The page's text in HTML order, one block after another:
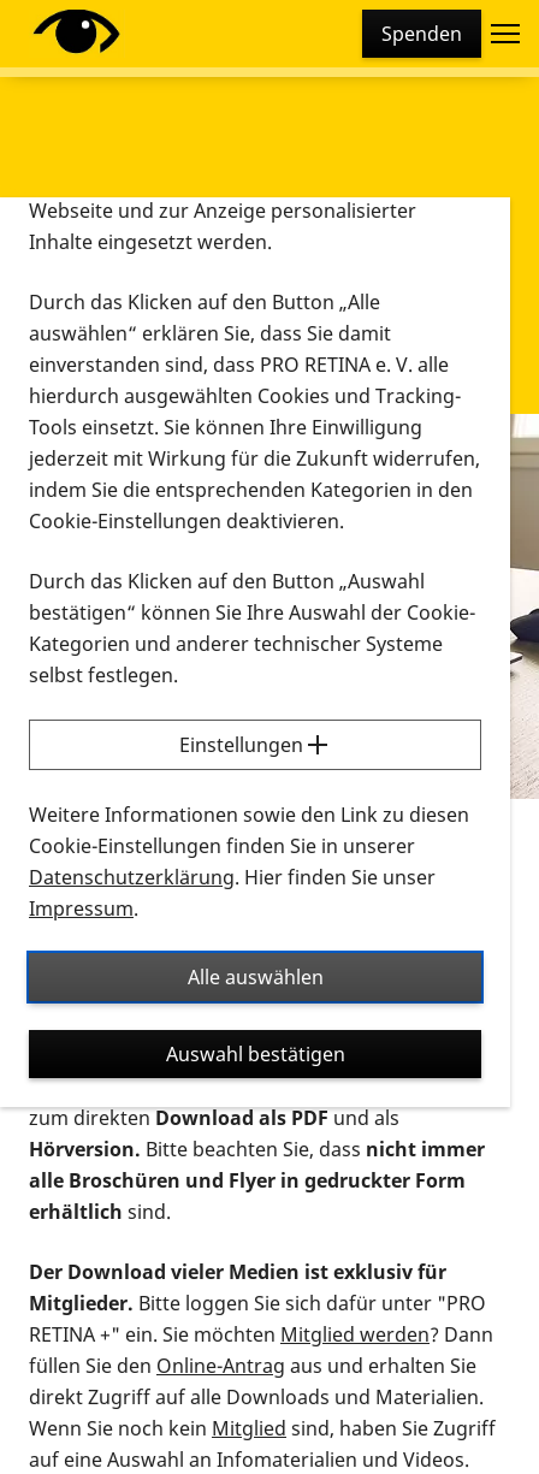
Spenden
Infomaterial
Infomaterial
Vorlesen
Alle Infomaterialien in verschiedenen
Formaten an einem Ort
Sie möchten wissen, wie Sie nach Infonmaterial
suchen und dieses bestellen bzw. herunterladen
können? Schauen Sie sich dieErklärvideos zum
Thema Infomaterial auf der PRO RETINA-Website
für blinde und sehbehinderte Menschen an.
Auf dieser Seite finden Sie sämtliches Infomaterial
Ort. Nutzen Sie den Formatfilter, um ausschließlich
nach Flyern und Broschüren, Audios oder Videos zu
suchen. Die meisten Flyer und Broschüren werden in
verschiedenen Formaten angeboten: zur
postalischen Bestellung als gedruckte Variante
zum direktenDownload als PDFund als
Hörversion. Bitte beachten Sie, dass nicht immer
alle Broschüren und Flyer in gedruckter Form
erhältlich sind.
Der Download vieler Medien ist exklusiv für
Mitglieder. Bitte loggen Sie sich dafür unter "PRO
RETINA +" ein. Sie möchten Mitglied werden? Dann
füllen Sie den Online-Antrag aus und erhalten Sie
direkt Zugriff auf alle Downloads und Materialien.
Wenn Sie noch kein Mitglied sind, haben Sie Zugriff
auf eine Auswahl an Infomaterialien und Videos.
Diese Webseite setzt verschiedene Cookies und
Tracking-Tools ein. Dies beinhaltet Cookies und
Webseite und zur Anzeige personalisierter
Inhalte eingesetzt werden.
Durch das Klicken auf den Button „Alle
auswählen“ erklären Sie, dass Sie damit
einverstanden sind, dass PRO RETINA e. V. alle
hierdurch ausgewählten Cookies und Tracking-
Tools einsetzt. Sie können Ihre Einwilligung
jederzeit mit Wirkung für die Zukunft widerrufen,
indem Sie die entsprechenden Kategorien in den
Cookie-Einstellungen deaktivieren.
Durch das Klicken auf den Button „Auswahl
bestätigen“ können Sie Ihre Auswahl der Cookie-
Kategorien und anderer technischer Systeme
selbst festlegen.
Einstellungen
Weitere Informationen sowie den Link zu diesen
Cookie-Einstellungen finden Sie in unserer
Datenschutzerklärung. Hier finden Sie unser
Impressum.
Alle auswählen
Auswahl bestätigen